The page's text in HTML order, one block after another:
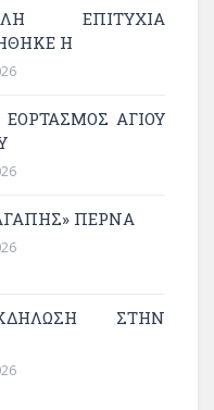
ΕΠΙΤΥΧΊΑ
Η
ΑΓΙΟΥ
ΠΕΡΝΆ
ΣΤΗΝ